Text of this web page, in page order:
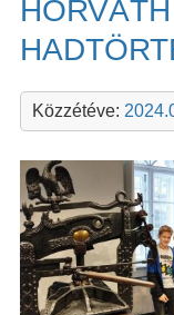
Közzétéve: